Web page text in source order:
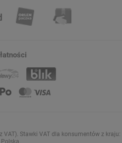
VAT). Stawki VAT dla konsumentów z kraju:
Polska